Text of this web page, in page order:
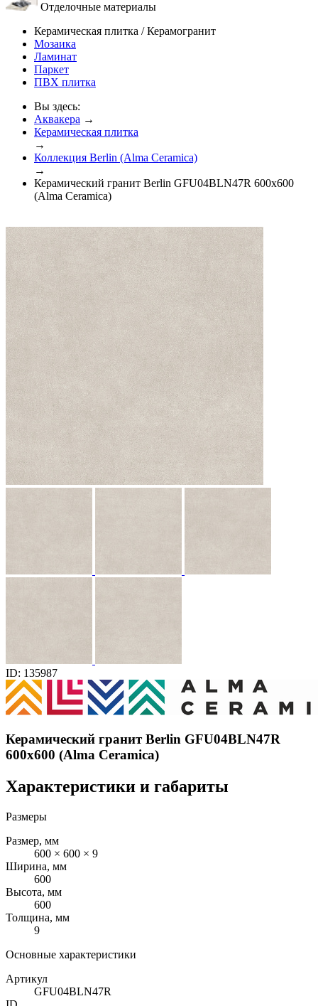
Отделочные материалы
Керамическая плитка / Керамогранит
Мозаика
Ламинат
Паркет
ПВХ плитка
Вы здесь:
Аквакера →
Керамическая плитка
→
Коллекция Berlin (Alma Ceramica)
→
Керамический гранит Berlin GFU04BLN47R 600x600
(Alma Ceramica)
ID: 135987
Керамический гранит Berlin GFU04BLN47R
600x600 (Alma Ceramica)
Характеристики и габариты
Размеры
Размер, мм
600 × 600 × 9
Ширина, мм
600
Высота, мм
600
Толщина, мм
9
Основные характеристики
Артикул
GFU04BLN47R